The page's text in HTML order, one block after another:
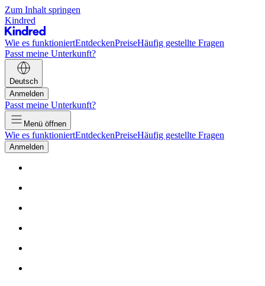
Zum Inhalt springen
Kindred
Wie es funktioniertEntdeckenPreiseHäufig gestellte Fragen
Passt meine Unterkunft?
Deutsch
Anmelden
Passt meine Unterkunft?
Menü öffnen
Wie es funktioniertEntdeckenPreiseHäufig gestellte Fragen
Anmelden